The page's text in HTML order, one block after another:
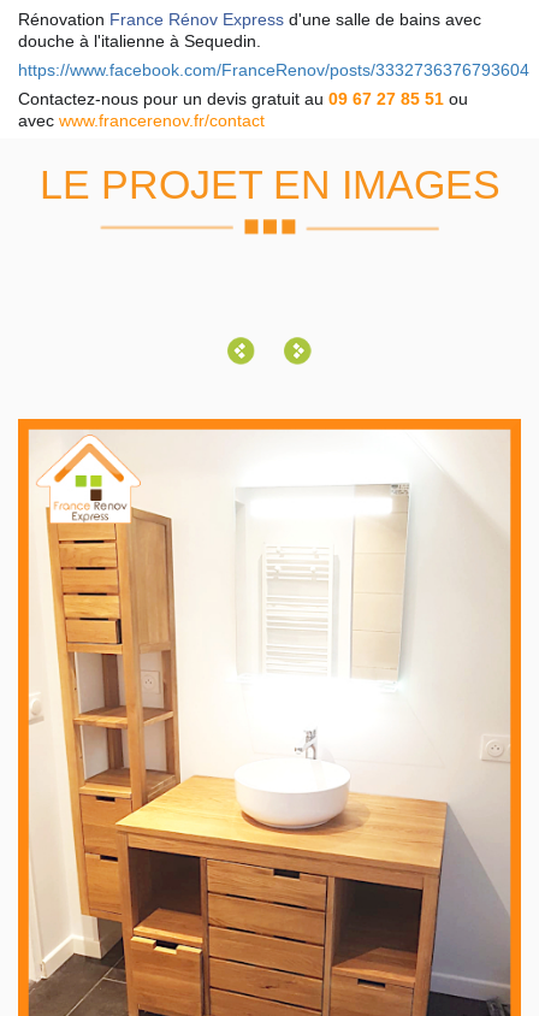
Rénovation France Rénov Express d'une salle de bains avec
douche à l'italienne à Sequedin.
https://www.facebook.com/FranceRenov/posts/3332736376793604
Contactez-nous pour un devis gratuit au 09 67 27 85 51 ou
avec www.francerenov.fr/contact
LE PROJET EN IMAGES